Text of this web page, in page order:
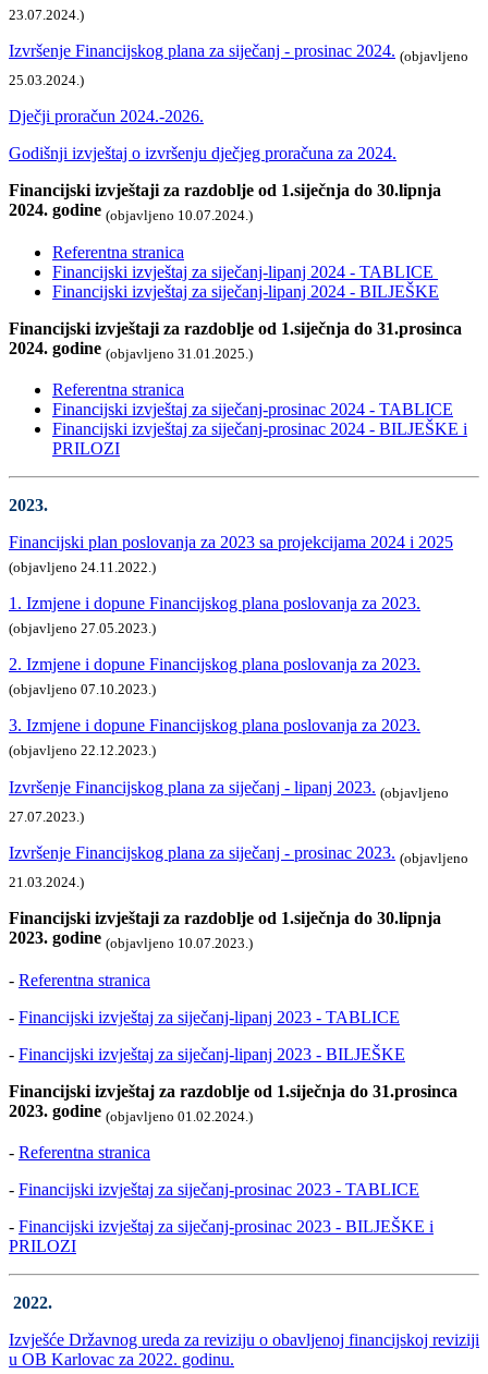
23.07.2024.)
Izvršenje Financijskog plana za siječanj - prosinac 2024. (objavljeno
25.03.2024.)
Dječji proračun 2024.-2026.
Godišnji izvještaj o izvršenju dječjeg proračuna za 2024.
Financijski izvještaji za razdoblje od 1.siječnja do 30.lipnja
2024. godine (objavljeno 10.07.2024.)
Referentna stranica
Financijski izvještaj za siječanj-lipanj 2024 - TABLICE
Financijski izvještaj za siječanj-lipanj 2024 - BILJEŠKE
Financijski izvještaji za razdoblje od 1.siječnja do 31.prosinca
2024. godine (objavljeno 31.01.2025.)
Referentna stranica
Financijski izvještaj za siječanj-prosinac 2024 - TABLICE
Financijski izvještaj za siječanj-prosinac 2024 - BILJEŠKE i
PRILOZI
2023.
Financijski plan poslovanja za 2023 sa projekcijama 2024 i 2025
(objavljeno 24.11.2022.)
1. Izmjene i dopune Financijskog plana poslovanja za 2023.
(objavljeno 27.05.2023.)
2. Izmjene i dopune Financijskog plana poslovanja za 2023.
(objavljeno 07.10.2023.)
3. Izmjene i dopune Financijskog plana poslovanja za 2023.
(objavljeno 22.12.2023.)
Izvršenje Financijskog plana za siječanj - lipanj 2023. (objavljeno
27.07.2023.)
Izvršenje Financijskog plana za siječanj - prosinac 2023. (objavljeno
21.03.2024.)
Financijski izvještaji za razdoblje od 1.siječnja do 30.lipnja
2023. godine (objavljeno 10.07.2023.)
- Referentna stranica
- Financijski izvještaj za siječanj-lipanj 2023 - TABLICE
- Financijski izvještaj za siječanj-lipanj 2023 - BILJEŠKE
Financijski izvještaj za razdoblje od 1.siječnja do 31.prosinca
2023. godine (objavljeno 01.02.2024.)
- Referentna stranica
- Financijski izvještaj za siječanj-prosinac 2023 - TABLICE
- Financijski izvještaj za siječanj-prosinac 2023 - BILJEŠKE i
PRILOZI
2022.
Izvješće Državnog ureda za reviziju o obavljenoj financijskoj reviziji
u OB Karlovac za 2022. godinu.